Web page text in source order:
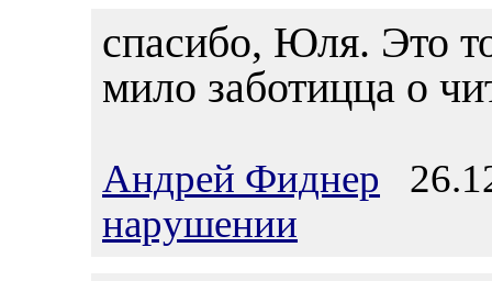
спасибо, Юля. Это
мило заботицца о
Андрей Фиднер
нарушении